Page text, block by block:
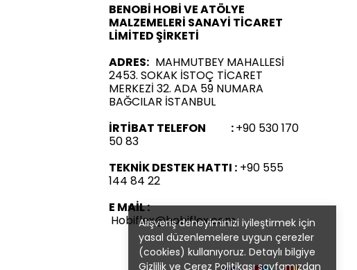
Alışveriş deneyiminizi iyileştirmek için
yasal düzenlemelere uygun çerezler
(cookies) kullanıyoruz. Detaylı bilgiye
Gizlilik ve Çerez Politikasısayfamızdan
BENOBİ HOBİ VE ATÖLYE
MALZEMELERİ SANAYİ TİCARET
LİMİTED ŞİRKETİ
ADRES: MAHMUTBEY MAHALLESİ
2453. SOKAK İSTOÇ TİCARET
MERKEZİ 32. ADA 59 NUMARA
BAĞCILAR İSTANBUL
İRTİBAT TELEFON :+90 530 170
50 83
TEKNİK DESTEK HATTI : +90 555
144 84 22
E MAİL :
Hobiflex@hobiflex.com